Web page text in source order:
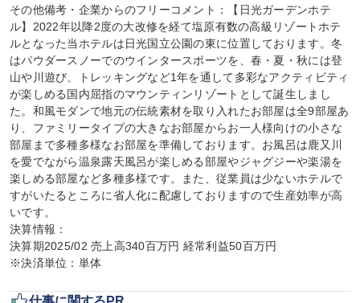
その他備考・企業からのフリーコメント：【日光ガーデンホテ
ル】2022年以降2度の大改修を経て塩原有数の高級リゾートホテ
ルとなった当ホテルは日光国立公園の東に位置しております。冬
はパウダースノーでのウインタースポーツを、春・夏・秋には登
山や川遊び、トレッキングなど1年を通して多彩なアクティビティ
が楽しめる国内屈指のマウンティンリゾートとして誕生しまし
た。和風モダンで地元の伝統素材を取り入れたお部屋は全9部屋あ
り、ファミリータイプの大きなお部屋からお一人様向けの小さな
部屋まで多種多様なお部屋を準備しております。お風呂は鹿又川
を愛でながら温泉露天風呂が楽しめる部屋やジャグジーや楽湯を
楽しめる部屋など多種多様です。また、従業員は少ないホテルで
すがいたるところに省人化に配慮しておりますので生産効率が高
いです。
決算情報：
決算期2025/02 売上高340百万円 経常利益50百万円
※決済単位：単体